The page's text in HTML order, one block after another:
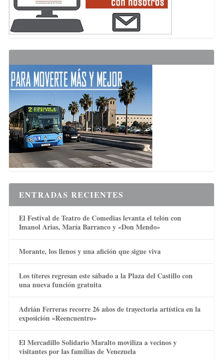
ENTRADAS RECIENTES
El Festival de Teatro de Comedias levanta el telón con
Imanol Arias, María Barranco y «Don Mendo»
Morante, los llenos y una afición que sigue viva
Los títeres regresan este sábado a la Plaza del Castillo con
una nueva función gratuita
Adrián Ferreras recorre 26 años de trayectoria artística en la
exposición «Reencuentro»
El Mercadillo Solidario Maralto moviliza a vecinos y
visitantes por las familias de Venezuela